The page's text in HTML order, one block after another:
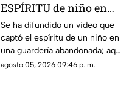
ESPÍRITU de niño en
guardería; así luce
(+VIDEO)
Se ha difundido un video que
captó el espíritu de un niño en
una guardería abandonada; aquí
te compartimos los detalles de
agosto 05, 2026 09:46 p. m.